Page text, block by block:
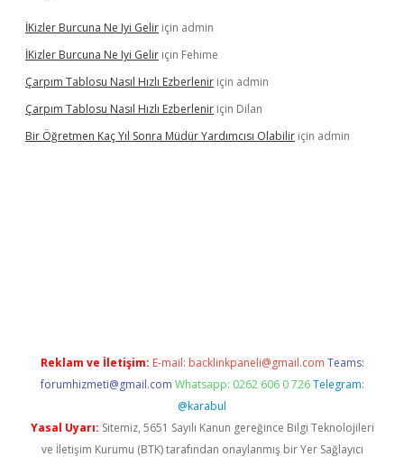
İKizler Burcuna Ne Iyi Gelir için admin
İKizler Burcuna Ne Iyi Gelir için Fehime
Çarpım Tablosu Nasıl Hızlı Ezberlenir için admin
Çarpım Tablosu Nasıl Hızlı Ezberlenir için Dilan
Bir Öğretmen Kaç Yıl Sonra Müdür Yardımcısı Olabilir için admin
Reklam ve İletişim: E-mail: backlinkpaneli@gmail.com Teams:
forumhizmeti@gmail.com Whatsapp: 0262 606 0 726 Telegram:
@karabul
Yasal Uyarı: Sitemiz, 5651 Sayılı Kanun gereğince Bilgi Teknolojileri
ve İletişim Kurumu (BTK) tarafından onaylanmış bir Yer Sağlayıcı